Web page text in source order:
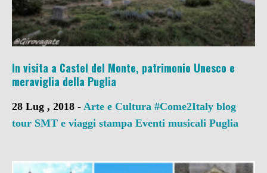
In visita a Castel del Monte, patrimonio Unesco e
meraviglia della Puglia
28 Lug , 2018 - Arte e Cultura #Come2Italy blog
tour SMT e viaggi stampa Eventi musicali Puglia